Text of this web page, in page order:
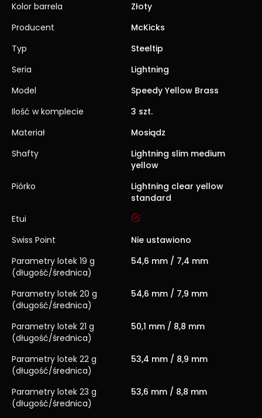
Kolor barrela
Złoty
Producent
McKicks
Typ
Steeltip
Seria
Lightning
Model
Speedy Yellow Brass
Ilość w komplecie
3 szt.
Materiał
Mosiądz
Shafty
Lightning slim medium
yellow
Piórko
Lightning clear yellow
standard
Etui
tak
Swiss Point
Nie ustawiono
Parametry lotek 19 g
(długość/średnica)
54,6 mm / 7,4 mm
Parametry lotek 20 g
(długość/średnica)
54,6 mm / 7,9 mm
Parametry lotek 21 g
(długość/średnica)
50,1 mm / 8,8 mm
Parametry lotek 22 g
(długość/średnica)
53,4 mm / 8,9 mm
Parametry lotek 23 g
(długość/średnica)
53,6 mm / 8,8 mm